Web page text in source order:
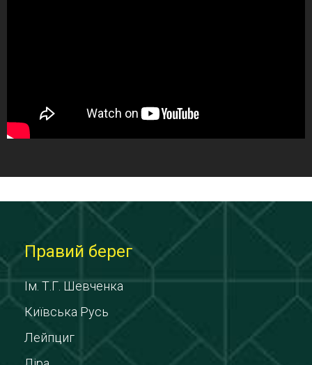
Правий берег
Ім. Т.Г. Шевченка
Київська Русь
Лейпциг